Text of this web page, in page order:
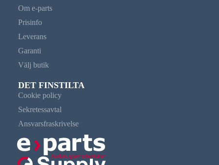
Om e-parts
Prisinfo
Leverans
Garanti
Välj butik
DET FINSTILTA
Cookie policy
Sekretessavtal
Ansvarsfraskrivelse